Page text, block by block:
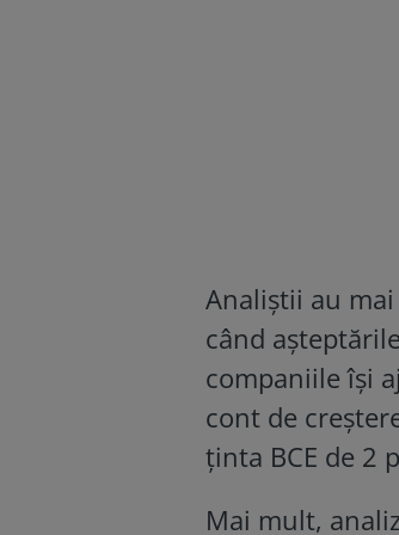
Analiștii au
când
companiile își
cont de
ținta BCE de 2
Mai mult,